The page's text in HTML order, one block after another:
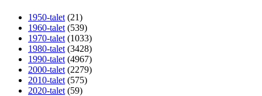
1950-talet (21)
1960-talet (539)
1970-talet (1033)
1980-talet (3428)
1990-talet (4967)
2000-talet (2279)
2010-talet (575)
2020-talet (59)